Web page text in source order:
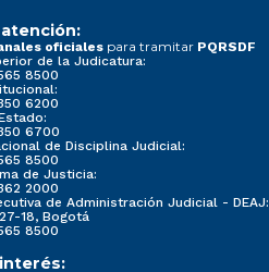
oficiales para tramitar PQRSDF
de la Judicatura:
8500
6200
6700
de Disciplina Judicial:
8500
de Justicia:
2000
de Administración Judicial - DEAJ:
18, Bogotá
8500